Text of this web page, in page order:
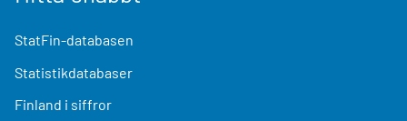
StatFin-databasen
Statistikdatabaser
Finland i siffror